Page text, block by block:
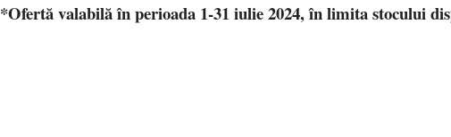
*Ofertă valabilă în perioada 1-31 iulie 2024, în limita stocului